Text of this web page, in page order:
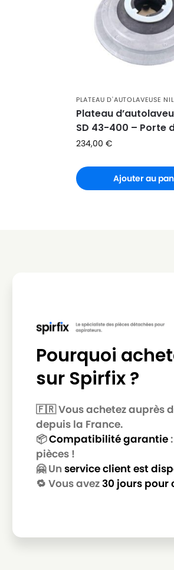
PLATEAU D'AUTOLAVEUSE
Plateau
SD 43-400 – Porte
234,00 €
Ajouter au
Pourquoi
sur Spirfix ?
🇫🇷 Vous achetez auprès
depuis la France.
📦Compatibilité garantie
pièces !
🤗 Un service client est
🔁 Vous avez30 jours pour